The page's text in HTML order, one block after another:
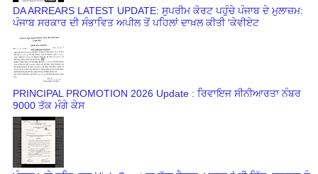
DA ARREARS LATEST UPDATE: ਸੁਪਰੀਮ ਕੋਰਟ ਪਹੁੰਚੇ ਪੰਜਾਬ ਦੇ ਮੁਲਾਜ਼ਮ:
ਪੰਜਾਬ ਸਰਕਾਰ ਦੀ ਸੰਭਾਵਿਤ ਅਪੀਲ ਤੋਂ ਪਹਿਲਾਂ ਦਾਖ਼ਲ ਕੀਤੀ 'ਕੇਵੀਏਟ
PRINCIPAL PROMOTION 2026 Update : ਰਿਵਾਇਜ ਸੀਨੀਆਰਤਾ ਨੰਬਰ
9000 ਤੱਕ ਮੰਗੇ ਕੇਸ